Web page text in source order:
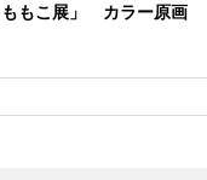
ももこ展」 カラー原画